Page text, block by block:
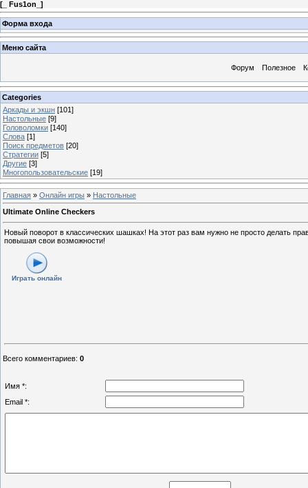
[ _ Fus1on_ ]
Форма входа
Меню сайта
Форум Полезное
Categories
Аркады и экшн [101]
Настольные [9]
Головоломки [140]
Слова [1]
Поиск предметов [20]
Стратегии [5]
Другие [3]
Многопользовательские [19]
Главная » Онлайн игры » Настольные
Ultimate Online Checkers
Новый поворот в классических шашках! На этот раз вам нужно не просто делать
повышая свои возможности!
Играть онлайн
Всего комментариев: 0
Имя *:
Email *: